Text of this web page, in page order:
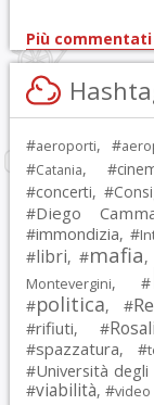
Più commentati
#aeroporti, #
#Catania, #
#concerti, #
#Diego
#immondizia, #
#libri, #mafia,
Montevergini, #
#politica, #
#rifiuti, #
#spazzatura, #
#Università
#viabilità, #video